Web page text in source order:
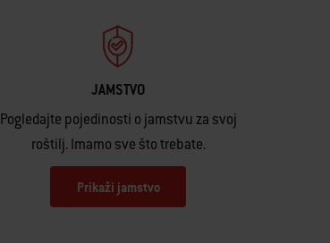
JAMSTVO
Pogledajte pojedinosti o jamstvu za svoj
roštilj. Imamo sve što trebate.
Prikaži jamstvo